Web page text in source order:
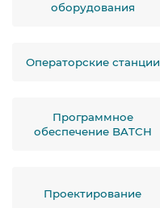
оборудования
Операторские станции
Программное
обеспечение BATCH
Проектирование